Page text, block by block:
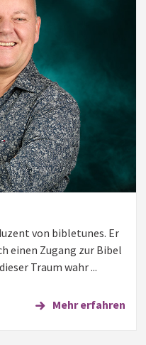
von bibletunes. Er
einen Zugang zur Bibel
Traum wahr ...
Mehr erfahren